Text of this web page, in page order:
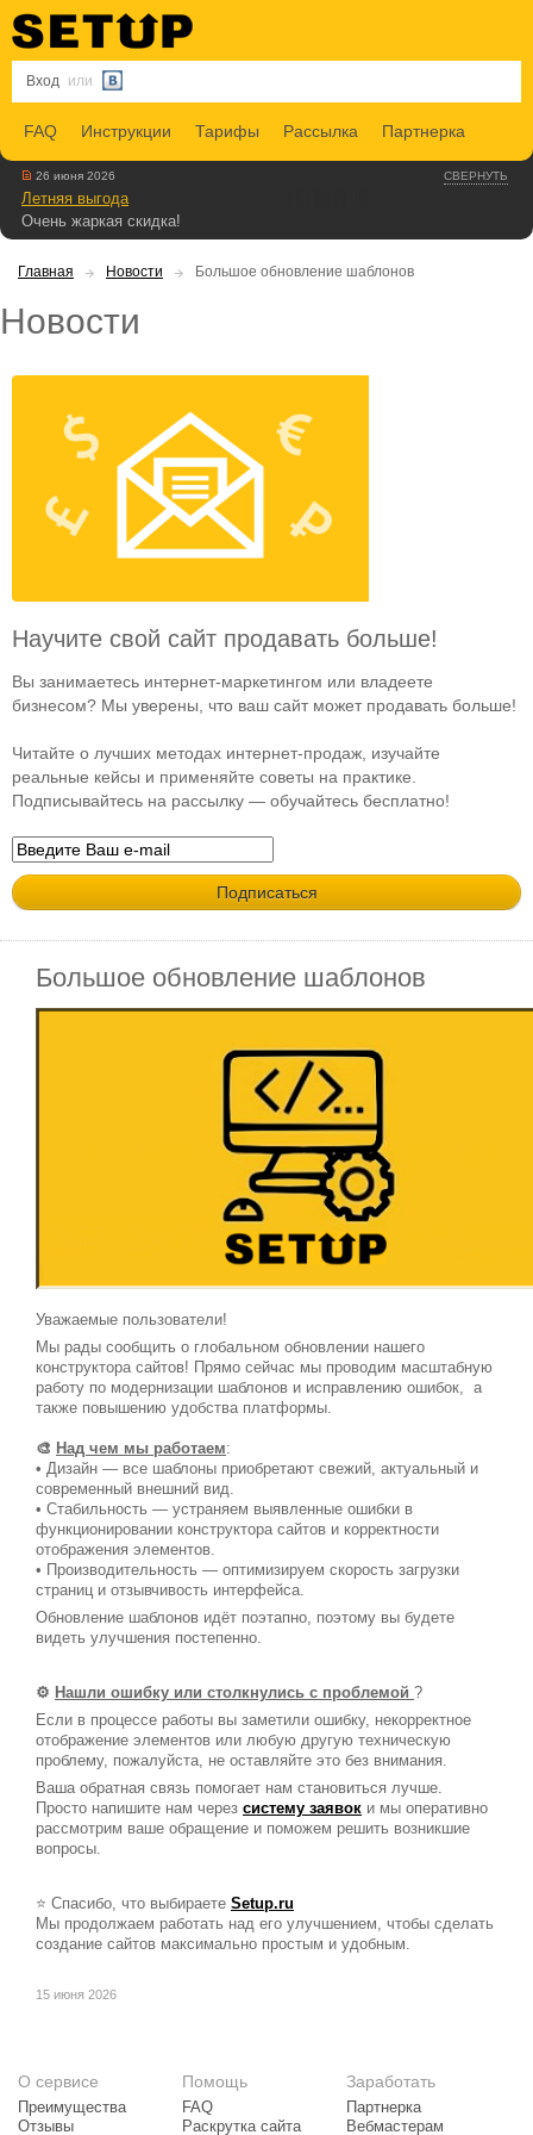
Вход или
FAQ Инструкции Тарифы Рассылка Партнерка
СВЕРНУТЬ
26 июня 2026
Летняя выгода
Очень жаркая скидка!
Главная Новости Большое обновление шаблонов
Новости
Научите свой сайт продавать больше!
Вы занимаетесь интернет-маркетингом или владеете
бизнесом? Мы уверены, что ваш сайт может продавать больше!
Читайте о лучших методах интернет-продаж, изучайте
реальные кейсы и применяйте советы на практике.
Подписывайтесь на рассылку — обучайтесь бесплатно!
Большое обновление шаблонов
Уважаемые пользователи!
Мы рады сообщить о глобальном обновлении нашего
конструктора сайтов! Прямо сейчас мы проводим масштабную
работу по модернизации шаблонов и исправлению ошибок, а
также повышению удобства платформы.
🎨 Над чем мы работаем:
• Дизайн — все шаблоны приобретают свежий, актуальный и
современный внешний вид.
• Стабильность — устраняем выявленные ошибки в
функционировании конструктора сайтов и корректности
отображения элементов.
• Производительность — оптимизируем скорость загрузки
страниц и отзывчивость интерфейса.
Обновление шаблонов идёт поэтапно, поэтому вы будете
видеть улучшения постепенно.
⚙️ Нашли ошибку или столкнулись с проблемой ?
Если в процессе работы вы заметили ошибку, некорректное
отображение элементов или любую другую техническую
проблему, пожалуйста, не оставляйте это без внимания.
Ваша обратная связь помогает нам становиться лучше.
Просто напишите нам через систему заявок и мы оперативно
рассмотрим ваше обращение и поможем решить возникшие
вопросы.
⭐ Спасибо, что выбираете Setup.ru
Мы продолжаем работать над его улучшением, чтобы сделать
создание сайтов максимально простым и удобным.
15 июня 2026
О сервисе
Преимущества
Отзывы
Помощь
FAQ
Раскрутка сайта
Заработать
Партнерка
Вебмастерам